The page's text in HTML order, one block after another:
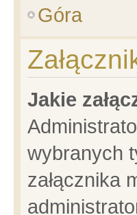
Góra
Jakie
wybranych
załącznika